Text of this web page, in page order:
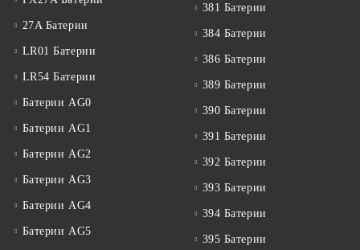
27A Батерии
LR01 Батерии
LR54 Батерии
Батерии AG0
Батерии AG1
Батерии AG2
Батерии AG3
Батерии AG4
Батерии AG5
381 Батерии
384 Батерии
386 Батерии
389 Батерии
390 Батерии
391 Батерии
392 Батерии
393 Батерии
394 Батерии
395 Батерии